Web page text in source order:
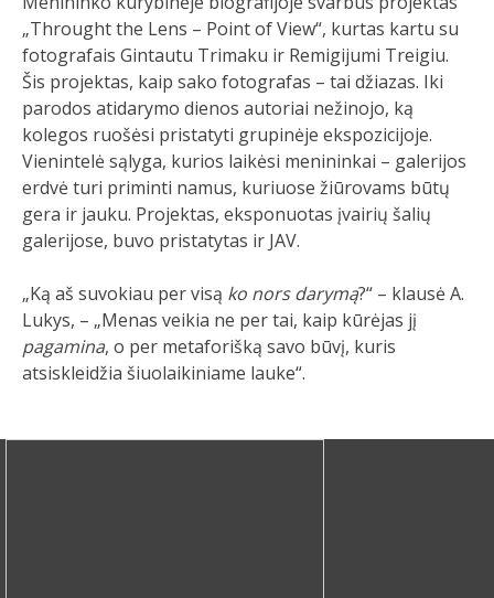
„Throught the Lens – Point of View“, kurtas kartu su
fotografais Gintautu Trimaku ir Remigijumi Treigiu.
Šis projektas, kaip sako fotografas – tai džiazas. Iki
parodos atidarymo dienos autoriai nežinojo, ką
kolegos ruošėsi pristatyti grupinėje ekspozicijoje.
Vienintelė sąlyga, kurios laikėsi menininkai – galerijos
erdvė turi priminti namus, kuriuose žiūrovams būtų
gera ir jauku. Projektas, eksponuotas įvairių šalių
galerijose, buvo pristatytas ir JAV.
„Ką aš suvokiau per visą ko nors darymą?“ – klausė A.
Lukys, – „Menas veikia ne per tai, kaip kūrėjas jį
pagamina, o per metaforišką savo būvį, kuris
atsiskleidžia šiuolaikiniame lauke“.